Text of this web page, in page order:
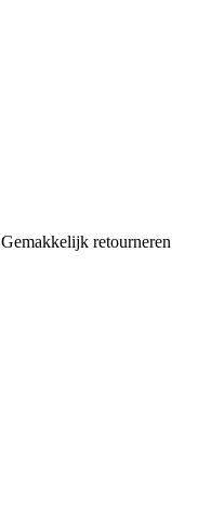
Gemakkelijk retourneren